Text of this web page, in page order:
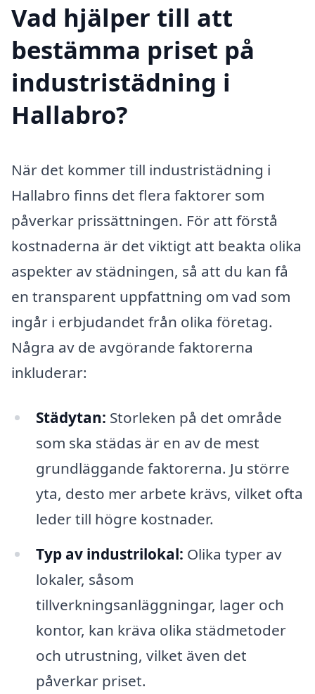
Vad hjälper till att
bestämma priset på
industristädning i
Hallabro?
När det kommer till industristädning i
Hallabro finns det flera faktorer som
påverkar prissättningen. För att förstå
kostnaderna är det viktigt att beakta olika
aspekter av städningen, så att du kan få
en transparent uppfattning om vad som
ingår i erbjudandet från olika företag.
Några av de avgörande faktorerna
inkluderar:
Städytan: Storleken på det område
som ska städas är en av de mest
grundläggande faktorerna. Ju större
yta, desto mer arbete krävs, vilket ofta
leder till högre kostnader.
Typ av industrilokal: Olika typer av
lokaler, såsom
tillverkningsanläggningar, lager och
kontor, kan kräva olika städmetoder
och utrustning, vilket även det
påverkar priset.